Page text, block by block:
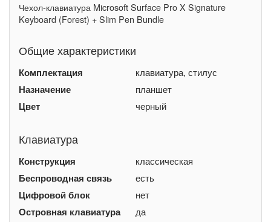
Чехол-клавиатура Microsoft Surface Pro X Signature
Keyboard (Forest) + Slim Pen Bundle
Общие характеристики
Комплектация
клавиатура, стилус
Назначение
планшет
Цвет
черный
Клавиатура
Конструкция
классическая
Беспроводная связь
есть
Цифровой блок
нет
Островная клавиатура
да